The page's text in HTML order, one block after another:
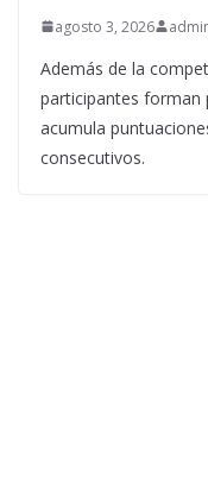
agosto 3, 2026
Además de la
participantes forman
acumula
consecutivos.